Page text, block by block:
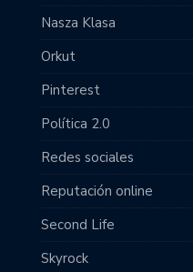
Nasza Klasa
Orkut
Pinterest
Política 2.0
Redes sociales
Reputación online
Second Life
Skyrock